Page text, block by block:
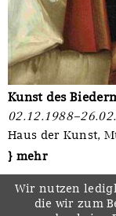
Kunst des
Haus der Kunst,
} mehr
Wir nutzen
die wir zum